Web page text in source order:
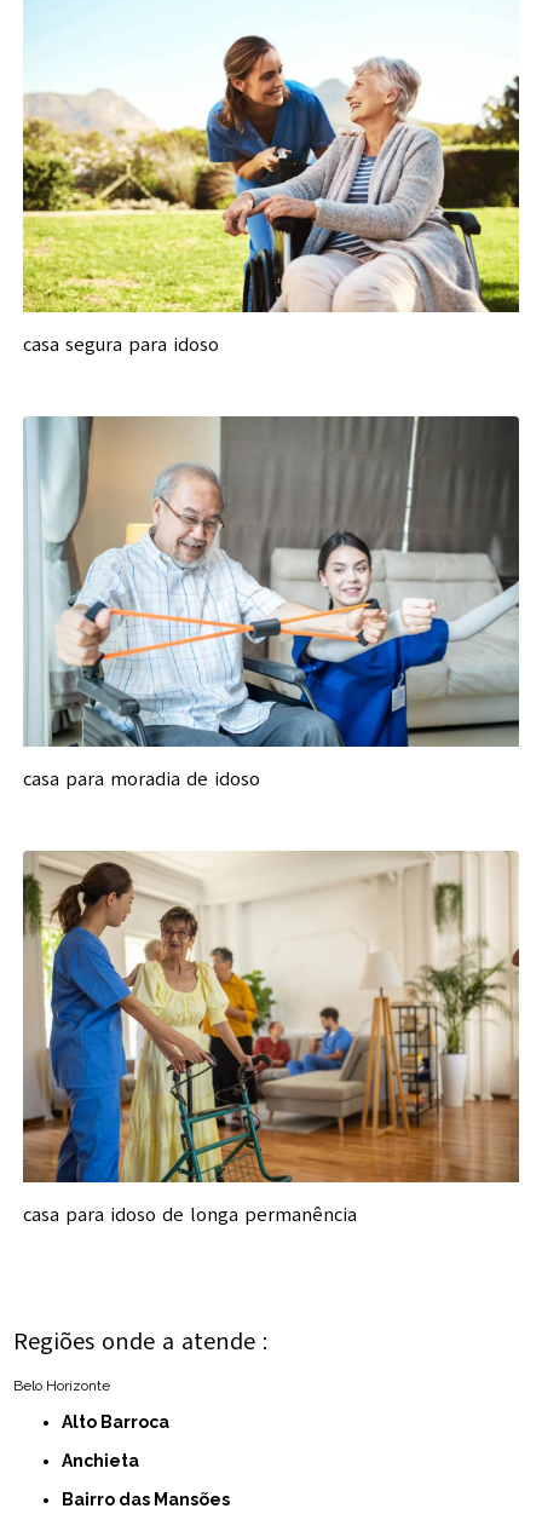
casa segura para idoso
casa para moradia de idoso
casa para idoso de longa permanência
Regiões onde a atende :
Belo Horizonte
Alto Barroca
Anchieta
Bairro das Mansões